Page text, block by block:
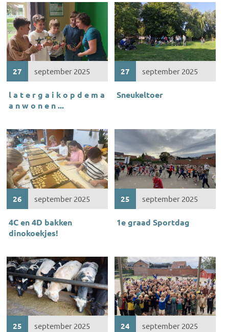
27 september 2025
l a t e r g a i k o p d e m a
a n w o n e n ...
27 september 2025
Sneukeltoer
26 september 2025
4C en 4D bakken
dinokoekjes!
25 september 2025
1e graad Sportdag
25 september 2025 24 september 2025